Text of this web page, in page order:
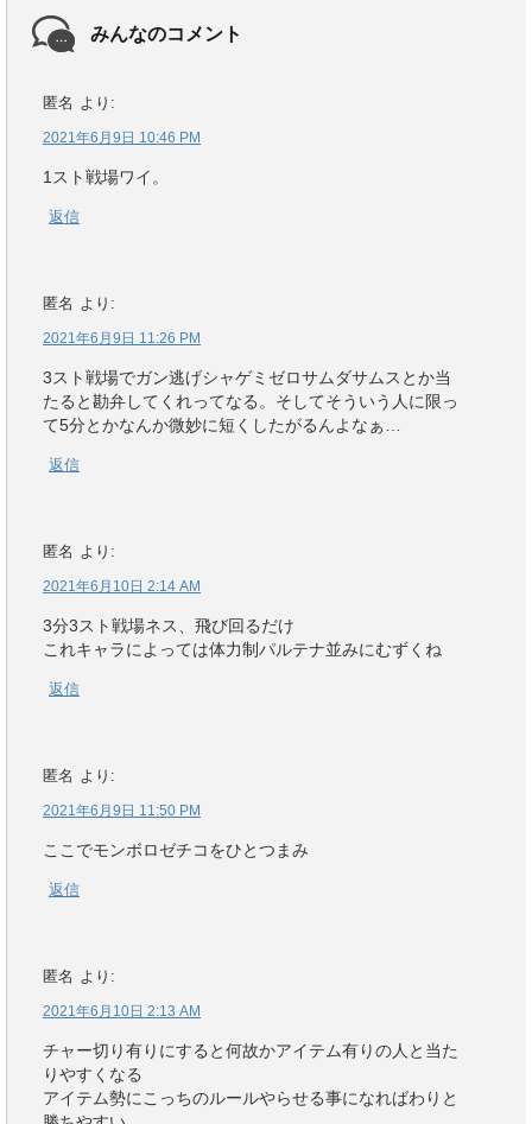
みんなのコメント
匿名 より:
2021年6月9日 10:46 PM
1スト戦場ワイ。
返信
匿名 より:
2021年6月9日 11:26 PM
3スト戦場でガン逃げシャゲミゼロサムダサムスとか当
たると勘弁してくれってなる。そしてそういう人に限っ
て5分とかなんか微妙に短くしたがるんよなぁ…
返信
匿名 より:
2021年6月10日 2:14 AM
3分3スト戦場ネス、飛び回るだけ
これキャラによっては体力制パルテナ並みにむずくね
返信
匿名 より:
2021年6月9日 11:50 PM
ここでモンボロゼチコをひとつまみ
返信
匿名 より:
2021年6月10日 2:13 AM
チャー切り有りにすると何故かアイテム有りの人と当た
りやすくなる
アイテム勢にこっちのルールやらせる事になればわりと